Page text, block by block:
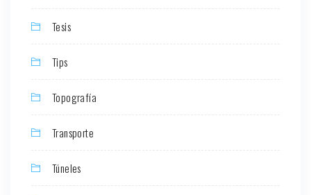
Tesis
Tips
Topografía
Transporte
Túneles